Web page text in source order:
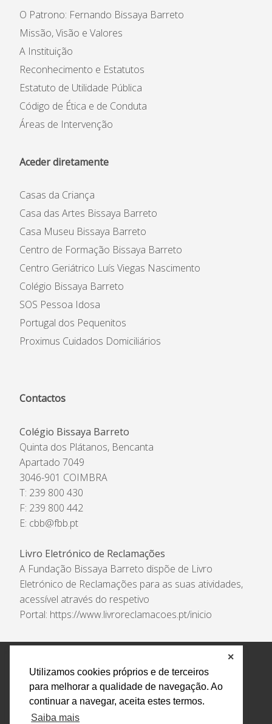
Utilizamos cookies próprios e de terceiros
para melhorar a qualidade de navegação. Ao
continuar a navegar, aceita estes termos.
Saiba mais
✕
O Patrono: Fernando Bissaya Barreto
Missão, Visão e Valores
A Instituição
Reconhecimento e Estatutos
Estatuto de Utilidade Pública
Código de Ética e de Conduta
Áreas de Intervenção
Aceder diretamente
Casas da Criança
Casa das Artes Bissaya Barreto
Casa Museu Bissaya Barreto
Centro de Formação Bissaya Barreto
Centro Geriátrico Luís Viegas Nascimento
Colégio Bissaya Barreto
SOS Pessoa Idosa
Portugal dos Pequenitos
Proximus Cuidados Domiciliários
Contactos
Colégio Bissaya Barreto
Quinta dos Plátanos, Bencanta
Apartado 7049
3046-901 COIMBRA
T: 239 800 430
F: 239 800 442
E: cbb@fbb.pt
Livro Eletrónico de Reclamações
A Fundação Bissaya Barreto dispõe de Livro
Eletrónico de Reclamações para as suas atividades,
acessível através do respetivo
Portal: https://www.livroreclamacoes.pt/inicio
Política de Privacidade e Tratamento de Dados
Encarregado de Proteção de Dados
Livro Eletrónico
de Reclamações
Canal de Denúncias
Todos os direitos reservados Design by AM. Developed by